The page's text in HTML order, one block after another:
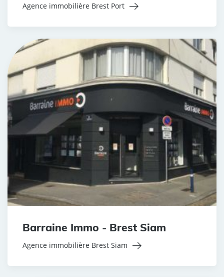
Agence immobilière Brest Port
Barraine Immo - Brest Siam
Agence immobilière Brest Siam